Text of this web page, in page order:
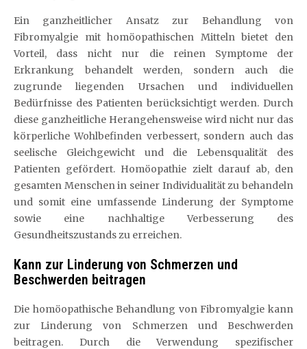
Ein ganzheitlicher Ansatz zur Behandlung von
Fibromyalgie mit homöopathischen Mitteln bietet den
Vorteil, dass nicht nur die reinen Symptome der
Erkrankung behandelt werden, sondern auch die
zugrunde liegenden Ursachen und individuellen
Bedürfnisse des Patienten berücksichtigt werden. Durch
diese ganzheitliche Herangehensweise wird nicht nur das
körperliche Wohlbefinden verbessert, sondern auch das
seelische Gleichgewicht und die Lebensqualität des
Patienten gefördert. Homöopathie zielt darauf ab, den
gesamten Menschen in seiner Individualität zu behandeln
und somit eine umfassende Linderung der Symptome
sowie eine nachhaltige Verbesserung des
Gesundheitszustands zu erreichen.
Kann zur Linderung von Schmerzen und
Beschwerden beitragen
Die homöopathische Behandlung von Fibromyalgie kann
zur Linderung von Schmerzen und Beschwerden
beitragen. Durch die Verwendung spezifischer